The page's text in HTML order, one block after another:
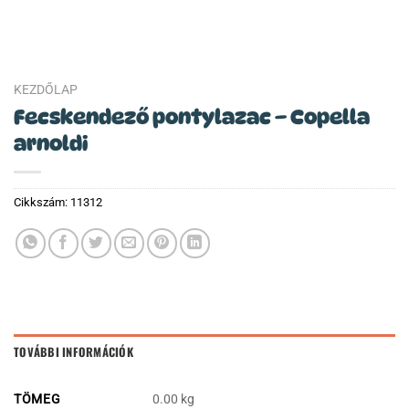
KEZDŐLAP
Fecskendező pontylazac – Copella
arnoldi
Cikkszám: 11312
TOVÁBBI INFORMÁCIÓK
TÖMEG
0.00 kg